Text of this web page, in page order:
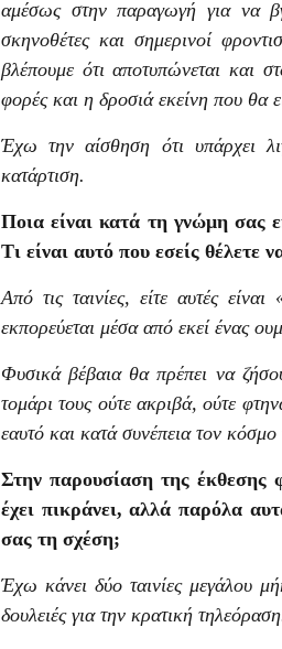
αμέσως στην παραγωγή για να
σκηνοθέτες και σημερινοί
βλέπουμε ότι αποτυπώνεται και
φορές και η δροσιά εκείνη που θα
Έχω την αίσθηση ότι υπάρχει
κατάρτιση.
Ποια είναι κατά τη γνώμη σας
Τι είναι αυτό που εσείς θέλετε
Από τις ταινίες, είτε αυτές
εκπορεύεται μέσα από εκεί ένας
Φυσικά βέβαια θα πρέπει να
τομάρι τους ούτε ακριβά, ούτε
εαυτό και κατά συνέπεια τον
Στην παρουσίαση της έκθεσης
έχει πικράνει, αλλά παρόλα
σας τη σχέση;
Έχω κάνει δύο ταινίες μεγάλου
δουλειές για την κρατική